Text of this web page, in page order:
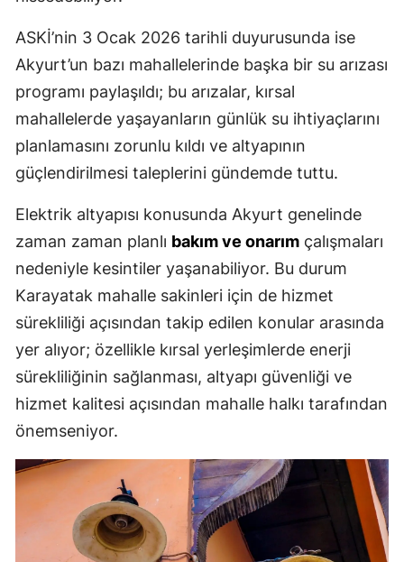
ASKİ’nin 3 Ocak 2026 tarihli duyurusunda ise
Akyurt’un bazı mahallelerinde başka bir su arızası
programı paylaşıldı; bu arızalar, kırsal
mahallelerde yaşayanların günlük su ihtiyaçlarını
planlamasını zorunlu kıldı ve altyapının
güçlendirilmesi taleplerini gündemde tuttu.
Elektrik altyapısı konusunda Akyurt genelinde
zaman zaman planlı bakım ve onarım çalışmaları
nedeniyle kesintiler yaşanabiliyor. Bu durum
Karayatak mahalle sakinleri için de hizmet
sürekliliği açısından takip edilen konular arasında
yer alıyor; özellikle kırsal yerleşimlerde enerji
sürekliliğinin sağlanması, altyapı güvenliği ve
hizmet kalitesi açısından mahalle halkı tarafından
önemseniyor.